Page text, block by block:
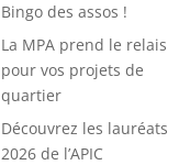
Bingo des assos !
La MPA prend le relais
pour vos projets de
quartier
Découvrez les lauréats
2026 de l’APIC